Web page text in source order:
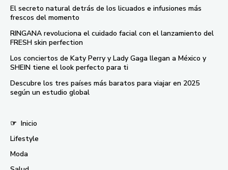
El secreto natural detrás de los licuados e infusiones más
frescos del momento
RINGANA revoluciona el cuidado facial con el lanzamiento del
FRESH skin perfection
Los conciertos de Katy Perry y Lady Gaga llegan a México y
SHEIN tiene el look perfecto para ti
Descubre los tres países más baratos para viajar en 2025
según un estudio global
☞ Inicio
Lifestyle
Moda